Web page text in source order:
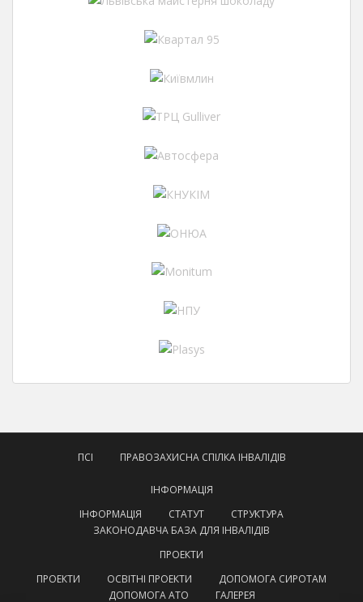
ПСІ ПРАВОЗАХИСНА СПІЛКА ІНВАЛІДІВ
ІНФОРМАЦІЯ
ІНФОРМАЦІЯ
СТАТУТ
СТРУКТУРА
ЗАКОНОДАВЧА БАЗА ДЛЯ ІНВАЛІДІВ
ПРОЕКТИ
ПРОЕКТИ
ОСВІТНІ ПРОЕКТИ
ДОПОМОГА СИРОТАМ
ДОПОМОГА АТО
ГАЛЕРЕЯ